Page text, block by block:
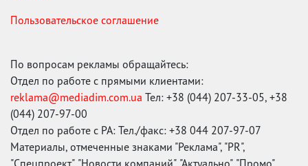
Пользовательское соглашение
По вопросам рекламы обращайтесь:
Отдел по работе с прямыми клиентами:
reklama@mediadim.com.ua Тел: +38 (044) 207-33-05, +38
(044) 207-97-00
Отдел по работе с РА: Тел./факс: +38 044 207-97-07
Материалы, отмеченные знаками "Реклама", "PR",
"Спецпроект", "Новости компаний", "Актуально", "Промо",